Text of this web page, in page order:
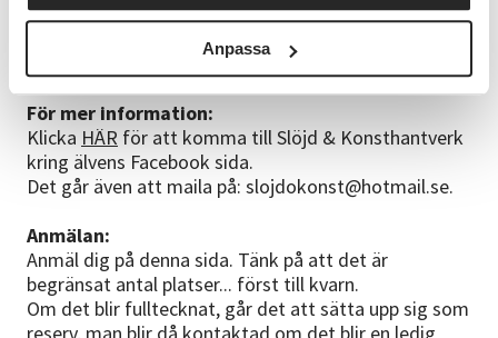
Anpassa
Vi har gemensam fika vid varje träff. I början av
terminen samlar vi in 100:- per deltagare till
För mer information:
Klicka HÄR för att komma till Slöjd & Konsthantverk
kring älvens Facebook sida.
Det går även att maila på: slojdokonst@hotmail.se.
Anmälan:
Anmäl dig på denna sida. Tänk på att det är
begränsat antal platser... först till kvarn.
Om det blir fulltecknat, går det att sätta upp sig som